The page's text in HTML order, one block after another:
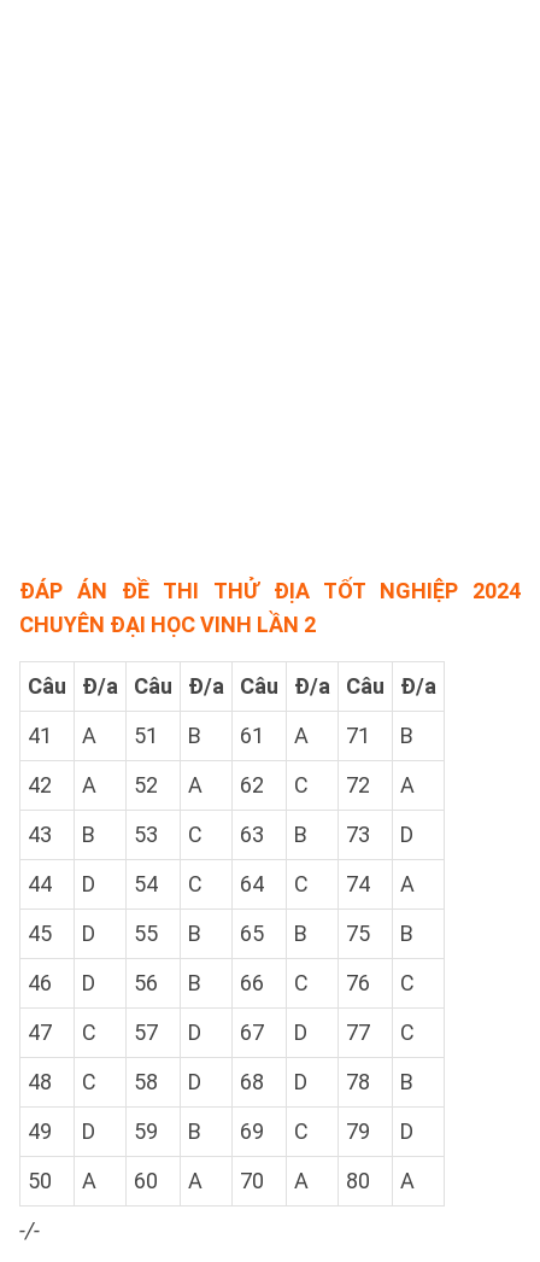
ĐÁP ÁN ĐỀ THI THỬ ĐỊA TỐT NGHIỆP 2024
CHUYÊN ĐẠI HỌC VINH LẦN 2
Câu Đ/a Câu Đ/a Câu Đ/a Câu
Đ/a
41
A 51 B 61 A 71
B
42
A 52 A 62 C 72
A
43
B 53 C 63 B 73
D
44
D 54 C 64 C 74
A
45
D 55 B 65 B 75
B
46
D 56 B 66 C 76
C
47
C 57 D 67 D 77
C
48
C 58 D 68 D 78
B
49
D 59 B 69 C 79
D
50
A 60 A 70 A 80
A
-/-